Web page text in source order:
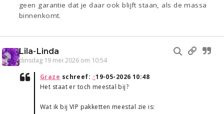
geen garantie dat je daar ook blijft staan, als de massa
binnenkomt.
Lila-Linda
dinsdag 19 mei 2026 om 10:54
Graze schreef: ↑19-05-2026 10:48
Het staat er toch meestal bij?
Wat ik bij VIP pakketten meestal zie is: